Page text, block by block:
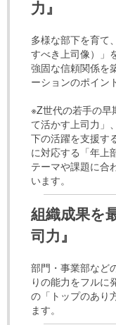
力』
多様な部下を育て
すべき上司像）」
強固な信頼関係を
ーションのポイン
※Z世代の若手の早
て活かす上司力」
下の活躍を支援す
に対応する「年上
テーマや課題に合
います。
組織成果を
司力』
部門・事業部など
りの能力をフルに
の「トップのあり
ます。